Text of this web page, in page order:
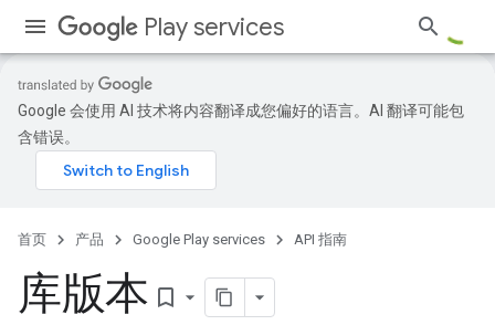
Play services
Google 会使用 AI 技术将内容翻译成您偏好的语言。AI 翻译可能包
含错误。
首页 产品 Google Play services API 指南
库版本 bookmark_border